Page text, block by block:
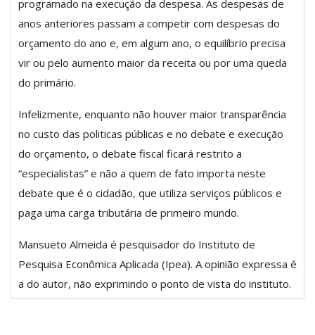
programado na execução da despesa. As despesas de
anos anteriores passam a competir com despesas do
orçamento do ano e, em algum ano, o equilíbrio precisa
vir ou pelo aumento maior da receita ou por uma queda
do primário.
Infelizmente, enquanto não houver maior transparência
no custo das politicas públicas e no debate e execução
do orçamento, o debate fiscal ficará restrito a
“especialistas” e não a quem de fato importa neste
debate que é o cidadão, que utiliza serviços públicos e
paga uma carga tributária de primeiro mundo.
Mansueto Almeida é pesquisador do Instituto de
Pesquisa Econômica Aplicada (Ipea). A opinião expressa é
a do autor, não exprimindo o ponto de vista do instituto.